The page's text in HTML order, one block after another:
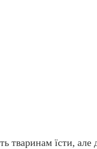
тваринам їсти, але